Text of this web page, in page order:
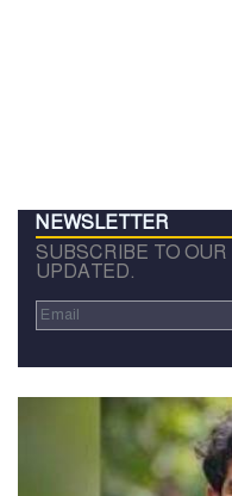
NEWSLETTER
SUBSCRIBE TO
UPDATED.